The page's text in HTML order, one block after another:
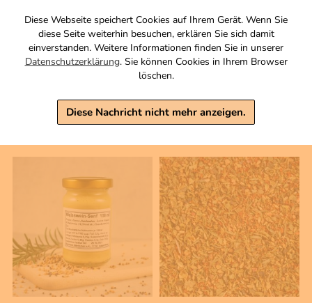
Diese Webseite speichert Cookies auf Ihrem Gerät. Wenn Sie
diese Seite weiterhin besuchen, erklären Sie sich damit
einverstanden. Weitere Informationen finden Sie in unserer
Datenschutzerklärung. Sie können Cookies in Ihrem Browser
löschen.
Diese Nachricht nicht mehr anzeigen.
Hornhaut Pflegebalsam
Zutaten
6,90 €
Warenkorb
Gutschein 20 EUR
- Keine Einlösung über den
Online-Shop-
20,00 €
inkl. MwSt, zzgl. Versand
Warenkorb